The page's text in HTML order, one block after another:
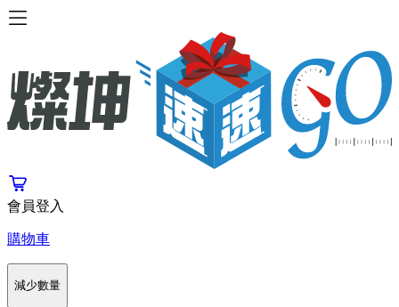
會員登入
購物車
減少數量